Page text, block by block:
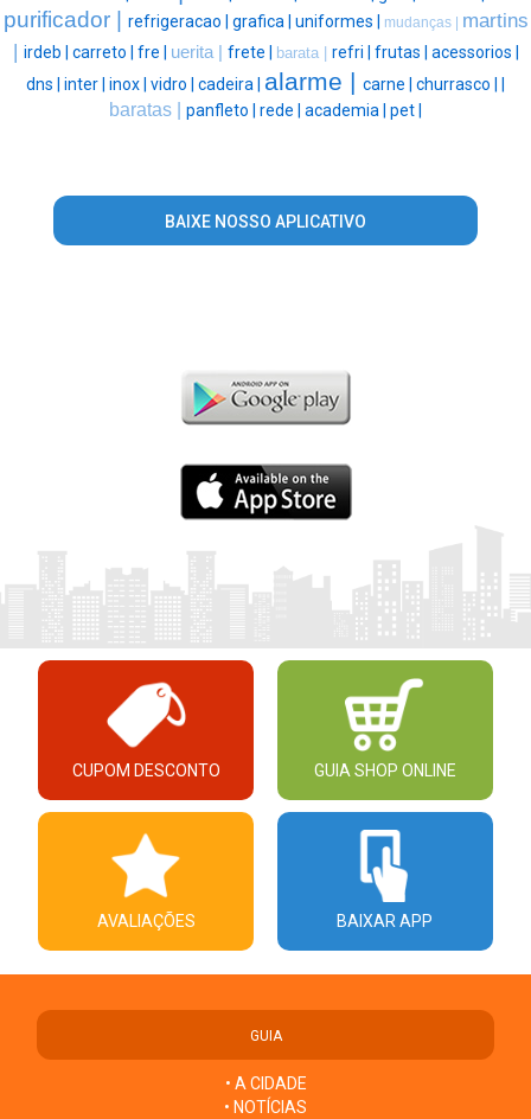
purificador | refrigeracao | grafica | uniformes | mudanças |
martins
| irdeb | carreto | fre | uerita | frete | barata | refri | frutas | acessorios |
dns | inter | inox | vidro | cadeira | alarme | carne | churrasco |
baratas | panfleto | rede | academia | pet |
BAIXE NOSSO APLICATIVO
CUPOM DESCONTO GUIA SHOP ONLINE
AVALIAÇÕES BAIXAR APP
GUIA
• A CIDADE
• NOTÍCIAS